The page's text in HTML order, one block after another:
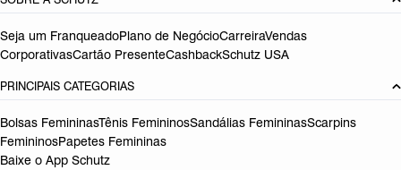
Seja um FranqueadoPlano de NegócioCarreiraVendas
CorporativasCartão PresenteCashbackSchutz USA
PRINCIPAIS CATEGORIAS
Bolsas FemininasTênis FemininosSandálias FemininasScarpins
FemininosPapetes Femininas
Baixe o App Schutz